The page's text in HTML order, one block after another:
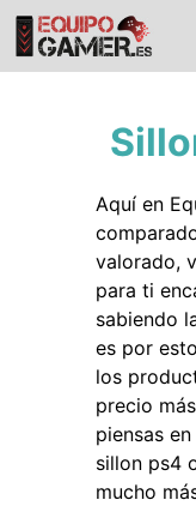
Saltar
contenido
Aquí en
valorado,
para ti
sabiendo
es por
los
precio
piensas
sillon ps4
mucho